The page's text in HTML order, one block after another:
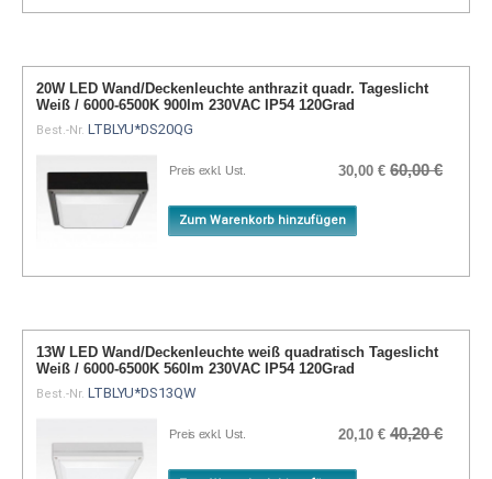
20W LED Wand/Deckenleuchte anthrazit quadr. Tageslicht
Weiß / 6000-6500K 900lm 230VAC IP54 120Grad
Best.-Nr. LTBLYU*DS20QG
Preis exkl. Ust. 30,00 € 60,00 €
Zum Warenkorb hinzufügen
13W LED Wand/Deckenleuchte weiß quadratisch Tageslicht
Weiß / 6000-6500K 560lm 230VAC IP54 120Grad
Best.-Nr. LTBLYU*DS13QW
Preis exkl. Ust. 20,10 € 40,20 €